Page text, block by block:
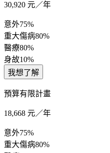
30,920 元／年
意外75%
重大傷病80%
醫療80%
身故10%
我想了解
預算有限計畫
18,668 元／年
意外75%
重大傷病80%